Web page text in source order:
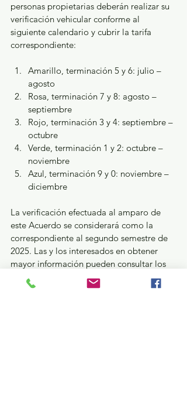
personas propietarias deberán realizar su
verificación vehicular conforme al
siguiente calendario y cubrir la tarifa
correspondiente:
Amarillo, terminación 5 y 6: julio –
agosto
Rosa, terminación 7 y 8: agosto –
septiembre
Rojo, terminación 3 y 4: septiembre –
octubre
Verde, terminación 1 y 2: octubre –
noviembre
Azul, terminación 9 y 0: noviembre –
diciembre
La verificación efectuada al amparo de
este Acuerdo se considerará como la
correspondiente al segundo semestre de
2025. Las y los interesados en obtener
mayor información pueden consultar los
detalles completos en la Gaceta de
Gobierno: